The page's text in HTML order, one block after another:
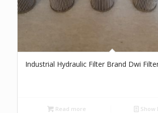
Industrial Hydraulic Filter Brand Dwi
Read more Show